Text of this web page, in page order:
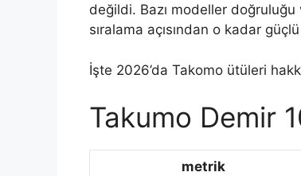
değildi. Bazı modeller
sıralama açısından o kadar
İşte 2026’da Takomo ütüleri
Takumo Demir
metrik